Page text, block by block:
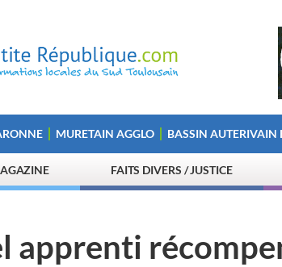
MURETAIN AGGLO BASSIN
FAITS DIVERS / JUSTICE
apprenti